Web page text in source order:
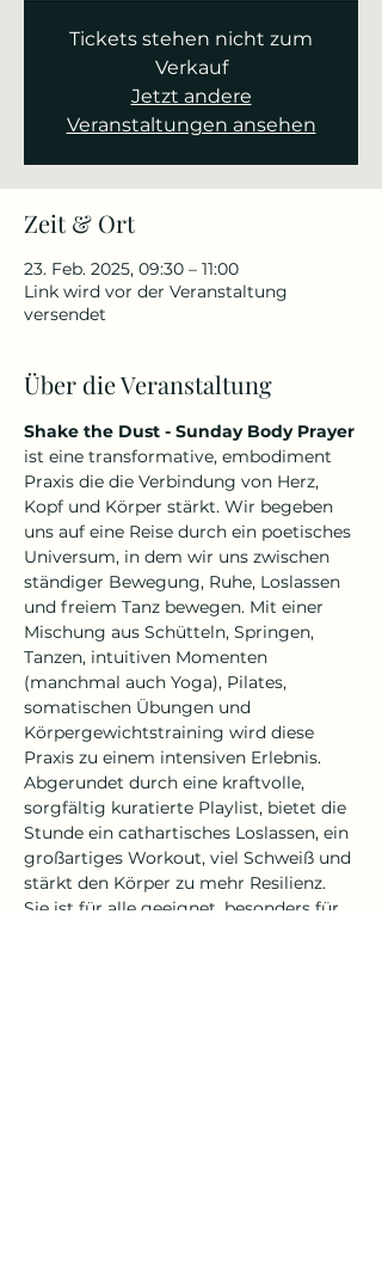
Tickets stehen nicht zum
Verkauf
Jetzt andere
Veranstaltungen ansehen
Zeit & Ort
23. Feb. 2025, 09:30 – 11:00
Link wird vor der Veranstaltung
versendet
Über die Veranstaltung
Shake the Dust - Sunday Body Prayer
ist eine transformative, embodiment
Praxis die die Verbindung von Herz,
Kopf und Körper stärkt. Wir begeben
uns auf eine Reise durch ein poetisches
Universum, in dem wir uns zwischen
ständiger Bewegung, Ruhe, Loslassen
und freiem Tanz bewegen. Mit einer
Mischung aus Schütteln, Springen,
Tanzen, intuitiven Momenten
(manchmal auch Yoga), Pilates,
somatischen Übungen und
Körpergewichtstraining wird diese
Praxis zu einem intensiven Erlebnis.
Abgerundet durch eine kraftvolle,
sorgfältig kuratierte Playlist, bietet die
Stunde ein cathartisches Loslassen, ein
großartiges Workout, viel Schweiß und
stärkt den Körper zu mehr Resilienz.
Sie ist für alle geeignet, besonders für